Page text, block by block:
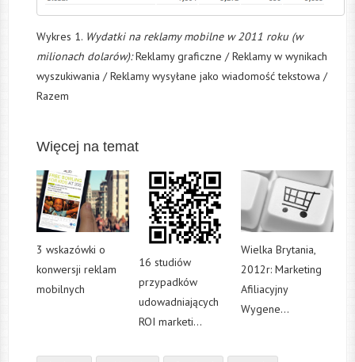
Wykres 1. Wydatki na reklamy mobilne w 2011 roku (w
milionach dolarów):Reklamy graficzne / Reklamy w wynikach
wyszukiwania / Reklamy wysyłane jako wiadomość tekstowa /
Razem
Więcej na temat
3 wskazówki o
konwersji reklam
mobilnych
16 studiów
przypadków
udowadniających
ROI marketi...
Wielka Brytania,
2012r: Marketing
Afiliacyjny
Wygene...